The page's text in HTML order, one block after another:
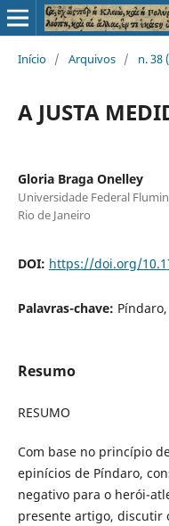
Início / Arquivos / n. 38
A JUSTA
Gloria Braga Onelley
Universidade Federal
Rio de Janeiro
DOI: https://doi.org/
Palavras-chave:
Resumo
RESUMO
Com base no princípio
epinícios de Píndaro,
negativo para o herói-
presente artigo, discutir